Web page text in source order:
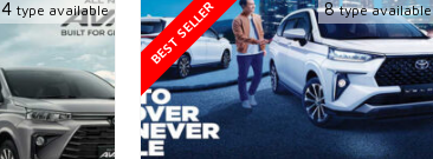
4 type available BEST SELLER 8type available